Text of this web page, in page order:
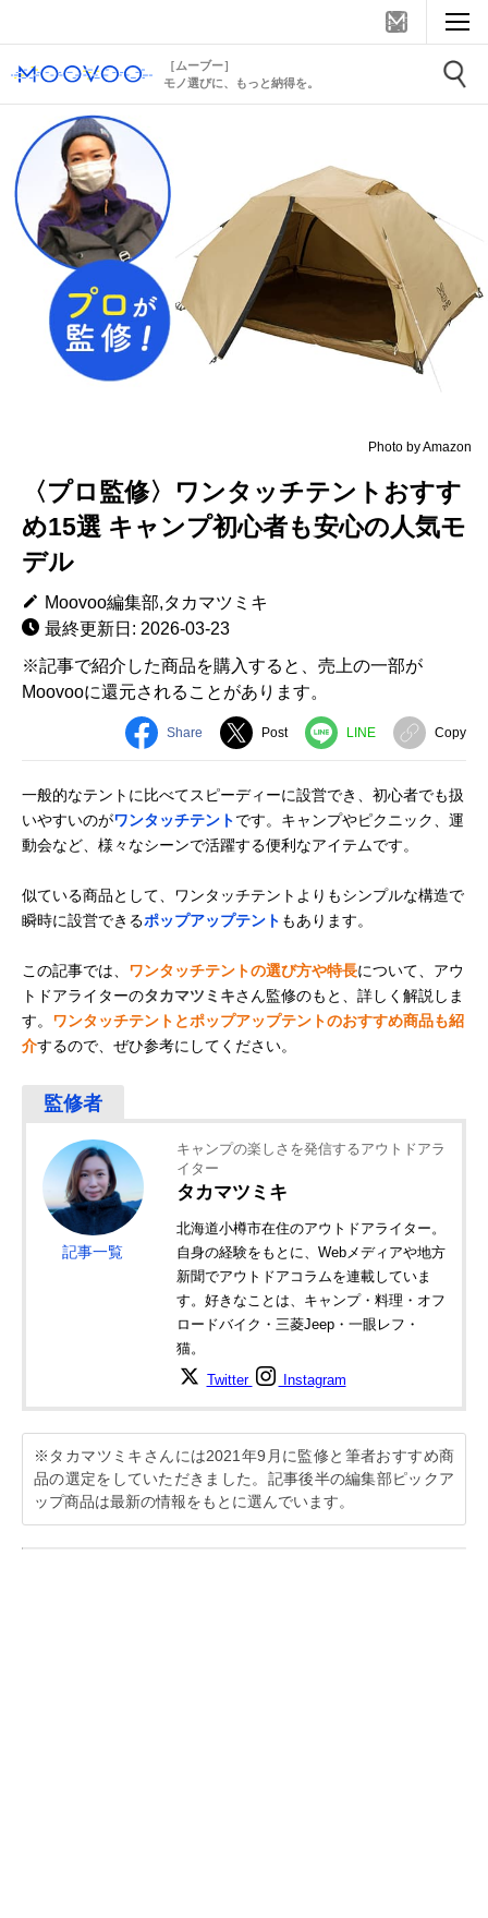
［ムーブー］
モノ選びに、もっと納得を。
Photo by Amazon
〈プロ監修〉ワンタッチテントおすす
め15選 キャンプ初心者も安心の人気モ
デル
Moovoo編集部,タカマツミキ
最終更新日: 2026-03-23
※記事で紹介した商品を購入すると、売上の一部が
Moovooに還元されることがあります。
Share Post LINE Copy
一般的なテントに比べてスピーディーに設営でき、初心者でも扱
いやすいのがワンタッチテントです。キャンプやピクニック、運
動会など、様々なシーンで活躍する便利なアイテムです。
似ている商品として、ワンタッチテントよりもシンプルな構造で
瞬時に設営できるポップアップテント もあります。
この記事では、 ワンタッチテントの選び方や特長について、アウ
トドアライターのタカマツミキさん監修のもと、詳しく解説しま
す。 ワンタッチテントとポップアップテントのおすすめ商品も紹
介するので、ぜひ参考にしてください。
記事一覧
キャンプの楽しさを発信するアウトドアラ
イター
タカマツミキ
北海道小樽市在住のアウトドアライター。
自身の経験をもとに、Webメディアや地方
新聞でアウトドアコラムを連載していま
す。好きなことは、キャンプ・料理・オフ
ロードバイク・三菱Jeep・一眼レフ・
猫。
Twitter Instagram
※タカマツミキさんには2021年9月に監修と筆者おすすめ商
品の選定をしていただきました。記事後半の編集部ピックア
ップ商品は最新の情報をもとに選んでいます。